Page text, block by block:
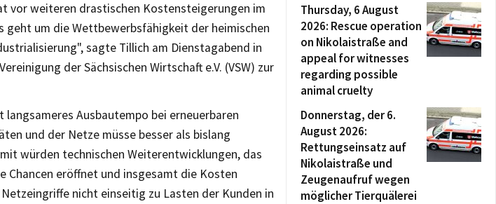
vor weiteren drastischen Kostensteigerungen im
geht um die Wettbewerbsfähigkeit der heimischen
sagte Tillich am Dienstagabend in
der Sächsischen Wirtschaft e.V. (VSW) zur
Ausbautempo bei erneuerbaren
und der Netze müsse besser als bislang
würden technischen Weiterentwicklungen, das
Chancen eröffnet und insgesamt die Kosten
nicht einseitig zu Lasten der Kunden in
Thursday, 6 August
2026: Rescue operation
on Nikolaistraße and
appeal for witnesses
regarding possible
animal cruelty
Donnerstag, der 6.
August 2026:
Rettungseinsatz auf
Nikolaistraße und
Zeugenaufruf wegen
möglicher Tierquälerei